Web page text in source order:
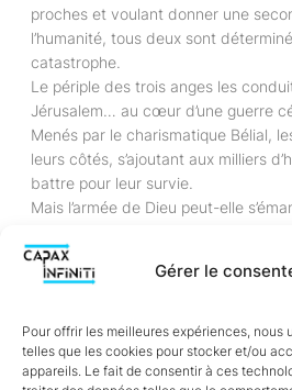
Gérer le
Pour offrir les meilleures expériences, nous
telles que les cookies pour stocker et/ou
appareils. Le fait de consentir à ces
proches et voulant donner une
l’humanité, tous deux sont
catastrophe.
Le périple des trois anges les
Jérusalem… au cœur d’une guerre
Menés par le charismatique Bélial,
leurs côtés, s’ajoutant aux milliers
battre pour leur survie.
Mais l’armée de Dieu peut-elle
Auriane Velten
les premières contrées qu’elle
la Terre du Milieu. Par la suite, elle
d’un quart de son temps dans la